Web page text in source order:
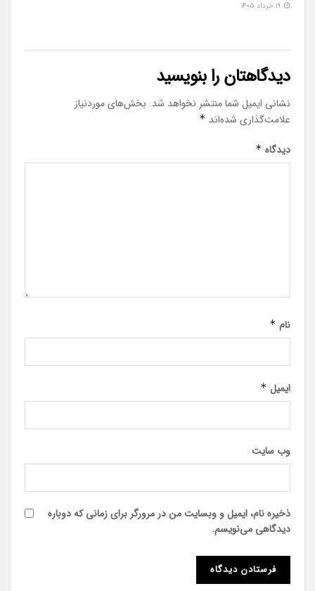
دیدگاهتان را بنویسید
نشانی ایمیل شما منتشر نخواهد شد. بخش‌های موردنیاز
علامت‌گذاری شده‌اند *
دیدگاه *
نام *
ایمیل *
وب‌ سایت
ذخیره نام، ایمیل و وبسایت من در مرورگر برای زمانی که دوباره
دیدگاهی می‌نویسم.